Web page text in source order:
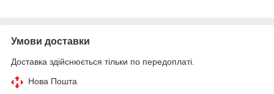
Умови доставки
Доставка здійснюється тільки по передоплаті.
Нова Пошта